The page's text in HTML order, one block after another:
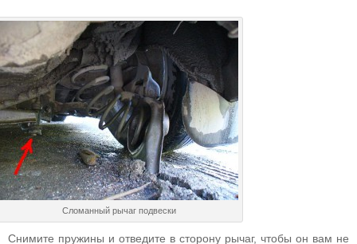
Сломанный рычаг подвески
Снимите пружины и отведите в сторону рычаг, чтобы он вам не